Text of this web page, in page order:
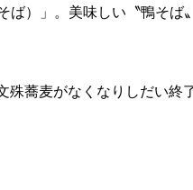
）」。美味しい〝鴨そば
蕎麦がなくなりしだい終